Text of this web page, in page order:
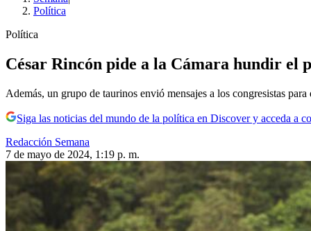
Política
Política
César Rincón pide a la Cámara hundir el
Además, un grupo de taurinos envió mensajes a los congresistas
Siga las noticias del mundo de la política en Discover y acceda a
Redacción Semana
7 de mayo de 2024, 1:19 p. m.